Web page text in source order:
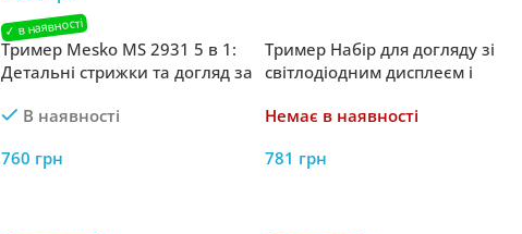
Тример Mesko MS 2931 5 в 1:
Детальні стрижки та догляд за
В наявності
760 грн
Тример Набір для догляду зі
світлодіодним дисплеєм і
2943 Adler
Немає в наявності
781 грн